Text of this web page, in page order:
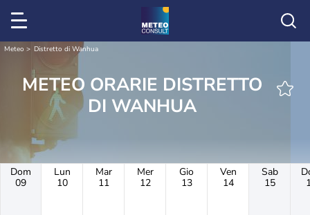
Meteo Distretto di Wanhua
METEO ORARIE DISTRETTO
DI WANHUA
Dom
09
Lun
10
Mar
11
Mer
12
Gio
13
Ven
14
Sab
15